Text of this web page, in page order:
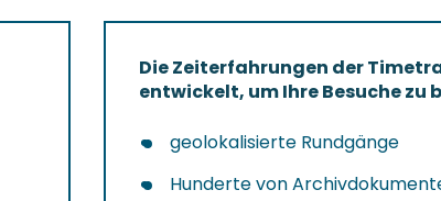
Die Zeiterfahrungen der
entwickelt, um Ihre Besuche zu
geolokalisierte Rundgänge
Hunderte von